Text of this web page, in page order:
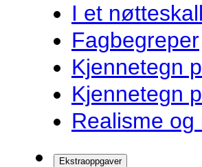
I et nøtteskall
Fagbegreper
Kjennetegn
Kjennetegn
Realisme
Ekstraoppgaver